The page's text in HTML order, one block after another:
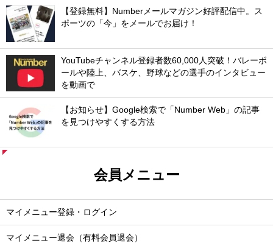
【登録無料】Numberメールマガジン好評配信中。ス
ポーツの「今」をメールでお届け！
YouTubeチャンネル登録者数60,000人突破！バレーボ
ールや陸上、バスケ、野球などの選手のインタビュー
を動画で
【お知らせ】Google検索で「Number Web」の記事
を見つけやすくする方法
会員メニュー
マイメニュー登録・ログイン
マイメニュー退会（有料会員退会）